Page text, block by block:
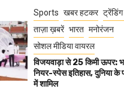
Sports खबर हटकर
ताज़ा ख़बरें भारत मनोरंजन
सोशल मीडिया वायरल
विजयवाड़ा से 25 किमी ऊपर:
नियर-स्पेस इतिहास, दुनिया के
में शामिल